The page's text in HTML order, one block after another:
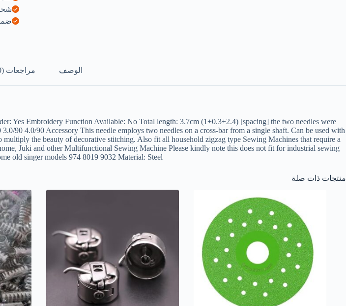
الوصف مراجعات (0)
Yes Embroidery Function Available: No Total length: 3.7cm (1+0.3+2.4) [spacing] the two needles were
90 4.0/90 Accessory This needle employs two needles on a cross-bar from a single shaft. Can be used with
the beauty of decorative stitching. Also fit all household zigzag type Sewing Machines that require a
Juki and other Multifunctional Sewing Machine Please kindly note this does not fit for industrial sewing
old singer models 974 8019 9032 Material: Steel.
منتجات ذات صلة